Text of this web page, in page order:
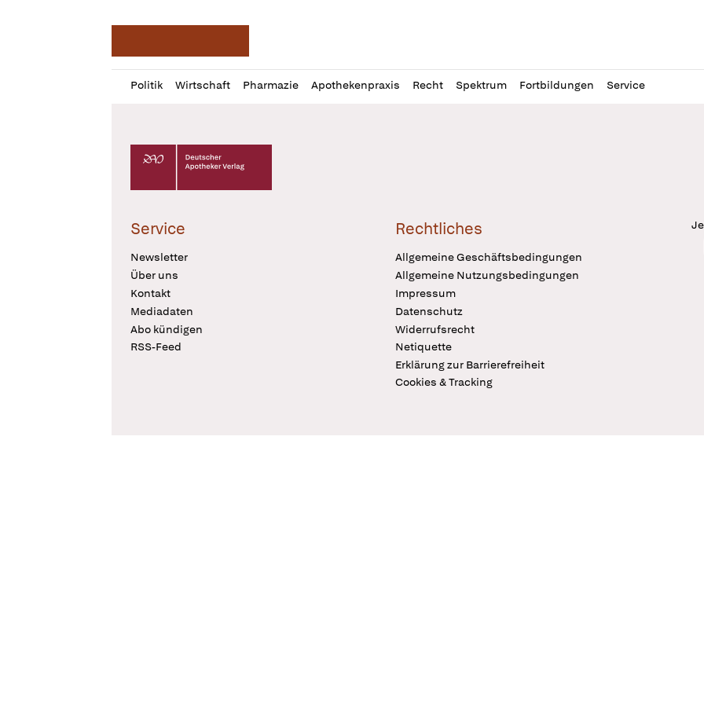
Politik Wirtschaft Pharmazie Apothekenpraxis Recht Spektrum Fortbildungen Service
Profil
öffnen
Daz
Pur
Deutscher Apotheker Verlag Logo
Service
Newsletter
Über uns
Kontakt
Mediadaten
Abo kündigen
RSS-Feed
Rechtliches
Allgemeine Geschäftsbedingungen
Allgemeine Nutzungsbedingungen
Impressum
Datenschutz
Widerrufsrecht
Netiquette
Erklärung zur Barrierefreiheit
Cookies & Tracking